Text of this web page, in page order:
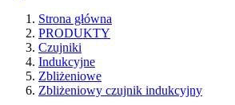
Strona główna
PRODUKTY
Czujniki
Indukcyjne
Zbliżeniowe
Zbliżeniowy czujnik indukcyjny